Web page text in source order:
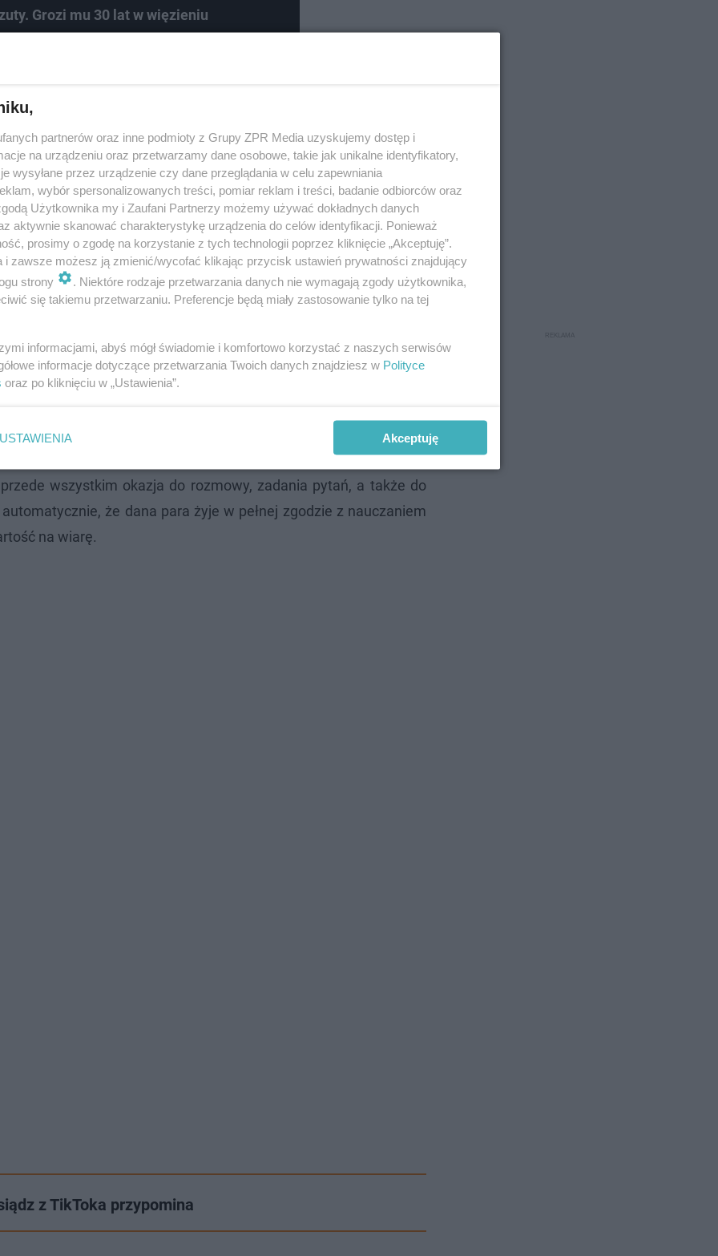
Grozi mu 30 lat w więzieniu
Sebastiana Picura: -
-Tak. Każdy, kto ma dobrą wolę, może przyjąć księdza po
sympatię internautów.
wyłącznie dla „idealnych” katolików, lecz zaproszeniem do
wszystkim okazja do rozmowy, zadania pytań, a także do
że dana para żyje w pełnej zgodzie z nauczaniem
na wiarę.
z TikToka przypomina
partnerów oraz inne podmioty z Grupy ZPR Media uzyskujemy dostęp i
na urządzeniu oraz przetwarzamy dane osobowe, takie jak unikalne identyfikatory,
wysyłane przez urządzenie czy dane przeglądania w celu zapewniania
wybór spersonalizowanych treści, pomiar reklam i treści, badanie odbiorców oraz
Użytkownika my i Zaufani Partnerzy możemy używać dokładnych danych
aktywnie skanować charakterystykę urządzenia do celów identyfikacji. Ponieważ
prosimy o zgodę na korzystanie z tych technologii poprzez kliknięcie „Akceptuję”.
i zawsze możesz ją zmienić/wycofać klikając przycisk ustawień prywatności znajdujący
strony
. Niektóre rodzaje przetwarzania danych nie wymagają zgody użytkownika,
się takiemu przetwarzaniu. Preferencje będą miały zastosowanie tylko na tej
informacjami, abyś mógł świadomie i komfortowo korzystać z naszych serwisów
informacje dotyczące przetwarzania Twoich danych znajdziesz w Polityce
oraz po kliknięciu w „Ustawienia”.
USTAWIENIA Akceptuję